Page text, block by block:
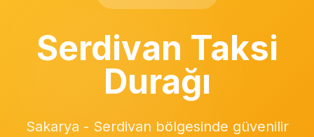
Serdivan Taksi
Durağı
Sakarya - Serdivan bölgesinde güvenilir